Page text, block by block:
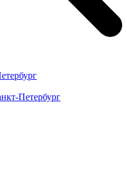
Петербург